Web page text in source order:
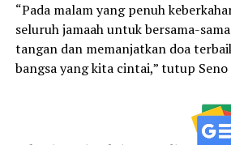
“Pada malam yang penuh
seluruh jamaah untuk bersama-
tangan dan memanjatkan doa
bangsa yang kita cintai,” tutup Seno